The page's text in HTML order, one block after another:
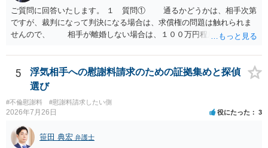
ご質問に回答いたします。 １ 質問① 通るかどうかは、相手次第
ですが、裁判になって判決になる場合は、求償権の問題は触れられま
せんので、 相手が離婚しない場合は、１００万円程度となる可能
するデメリットはありますから（経済的、時間的、精神的負担等）、
反対にご自身が、裁判も辞さずという姿勢を示すことで、プラス
に働く可能性は有り得ます。 交渉で解決する多くの場合は、相手
が弁護士に依頼しているケースで、５０万円以下で合意できる場合は
稀であると思います。 通常は、６０万円から８０万円程度になる
ことが多いというのが私の印象です。 ２ 質問② ご記載の内容が
減額を進めるうえでの交渉材料かと思います。 なお、ご自身が離
婚しないことは、交渉材料にはならないかと思いますので、ご注意く
5
浮気相手への慰謝料請求のための証拠集めと探偵
選び
#不倫慰謝料 #慰謝料請求したい側
2026年7月26日 役にたった 3
笹田 典宏 弁護士